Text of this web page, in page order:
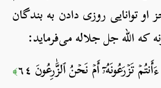
توانایی روزی دادن به بندگان
که الله جل جلاله می‌فرماید:
﴾